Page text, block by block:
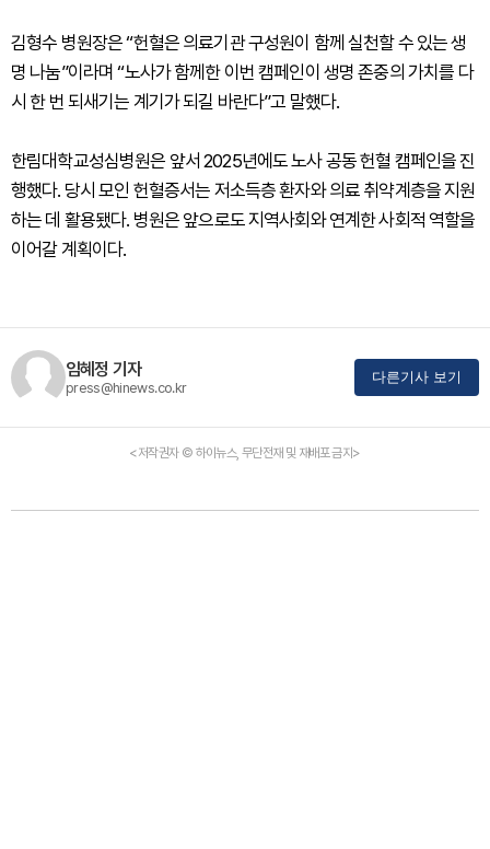
김형수 병원장은 “헌혈은 의료기관 구성원이 함께 실천할 수 있는 생
명 나눔”이라며 “노사가 함께한 이번 캠페인이 생명 존중의 가치를 다
시 한 번 되새기는 계기가 되길 바란다”고 말했다.
한림대학교성심병원은 앞서 2025년에도 노사 공동 헌혈 캠페인을 진
행했다. 당시 모인 헌혈증서는 저소득층 환자와 의료 취약계층을 지원
하는 데 활용됐다. 병원은 앞으로도 지역사회와 연계한 사회적 역할을
이어갈 계획이다.
임혜정 기자
press@hinews.co.kr
다른기사 보기
<저작권자 © 하이뉴스, 무단전재 및 재배포 금지>